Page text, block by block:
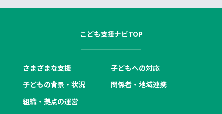
こども支援ナビTOP
さまざまな支援
子どもへの対応
子どもの背景・状況
関係者・地域連携
組織・拠点の運営